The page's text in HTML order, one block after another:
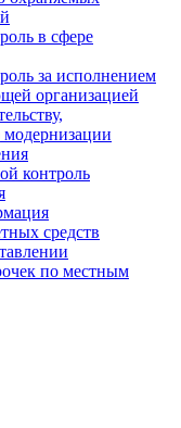
в сфере
за исполнением
организацией
контроль
средств
по местным